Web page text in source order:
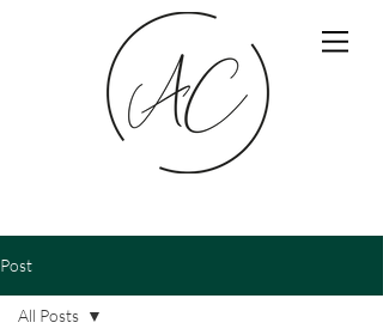
Post
All Posts